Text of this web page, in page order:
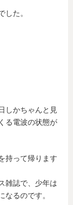
した。
しかちゃんと見
る電波の状態が
持って帰ります
雑誌で、少年は
なるのです。